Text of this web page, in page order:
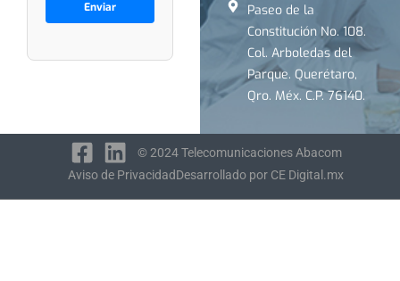
Paseo de la
Constitución No. 108.
Col. Arboledas del
Parque. Querétaro,
Qro. Méx. C.P. 76140.
© 2024 Telecomunicaciones Abacom
Aviso de PrivacidadDesarrollado por CE Digital.mx